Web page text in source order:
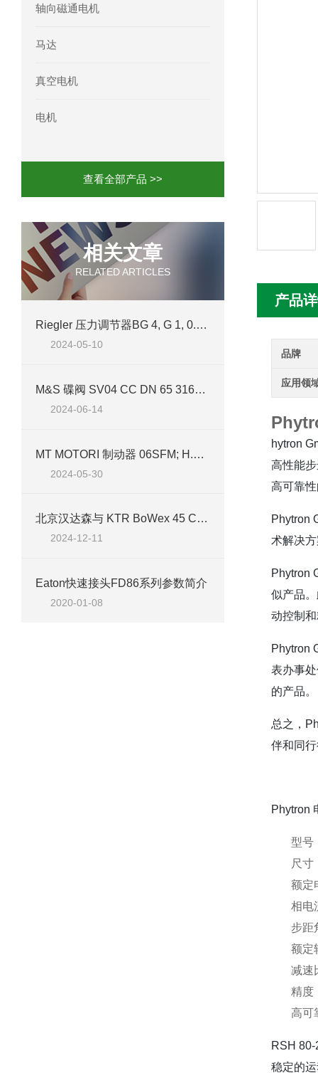
mini motor电机MC230P3T 20- B参数
AC-motoren交流电机FCA 132S-4/
AC-motoren交流电机ACM 160M-4参
AC-MOTOREN电机FCPA 71B-2参数
轴向磁通电机
马达
真空电机
电机
查看全部产品 >>
相关文章
RELATED ARTICLES
Riegler 压力调节器BG 4, G 1, 0.5 案例分析
2024-05-10
M&S 碟阀 SV04 CC DN 65 316L BL. PAMS1 LF VMQ 技术介绍
2024-06-14
MT MOTORI 制动器 06SFM; H.30 103V 尺寸 100
2024-05-30
北京汉达森与 KTR BoWex 45 CD：传动之选
2024-12-11
Eaton快速接头FD86系列参数简介
2020-01-08
产品
品牌
应用领
hytron
高性能
高可靠
Phytron
术解决
Phytron
似产品
动控制
Phytron
表办事
的产品。
总之，
伴和同
Phytron
型号
尺寸
额定
相电
步距
额定
减速
精度
高可
RSH
稳定的